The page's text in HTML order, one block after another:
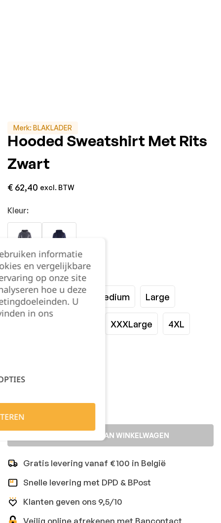
Merk: BLAKLADER
Hooded Sweatshirt Met Rits
Zwart
€ 62,40 excl. BTW
Kleur:
Maat:
XSmall Small Medium Large
XXXLarge 4XL
Kies je aantal:
TOEVOEGEN AAN WINKELWAGEN
Gratis levering vanaf €100 in België
Snelle levering met DPD & BPost
Klanten geven ons 9,5/10
Veilig online afrekenen met Bancontact
informatie
en vergelijkbare
op onze site
hoe u deze
U
in ons